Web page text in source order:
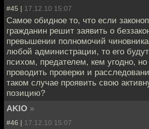
#45 | 17.12.10 15:07
Самое обидное то, что если
гражданин решит заявить о
превышении полномочий
любой администрации, то его
психом, предателем, кем угодно, но
проводить проверки и
таком случае проявить свою
позицию?
AKIO »
#46 | 17.12.10 15:07